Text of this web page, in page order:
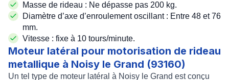
Masse de rideau : Ne dépasse pas 200 kg.
Diamètre d’axe d’enroulement oscillant : Entre 48 et 76
mm.
Vitesse : fixe à 10 tours/minute.
Moteur latéral pour motorisation de rideau
metallique à Noisy le Grand (93160)
Un tel type de moteur latéral à Noisy le Grand est conçu